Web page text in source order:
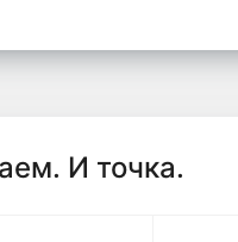
И точка.